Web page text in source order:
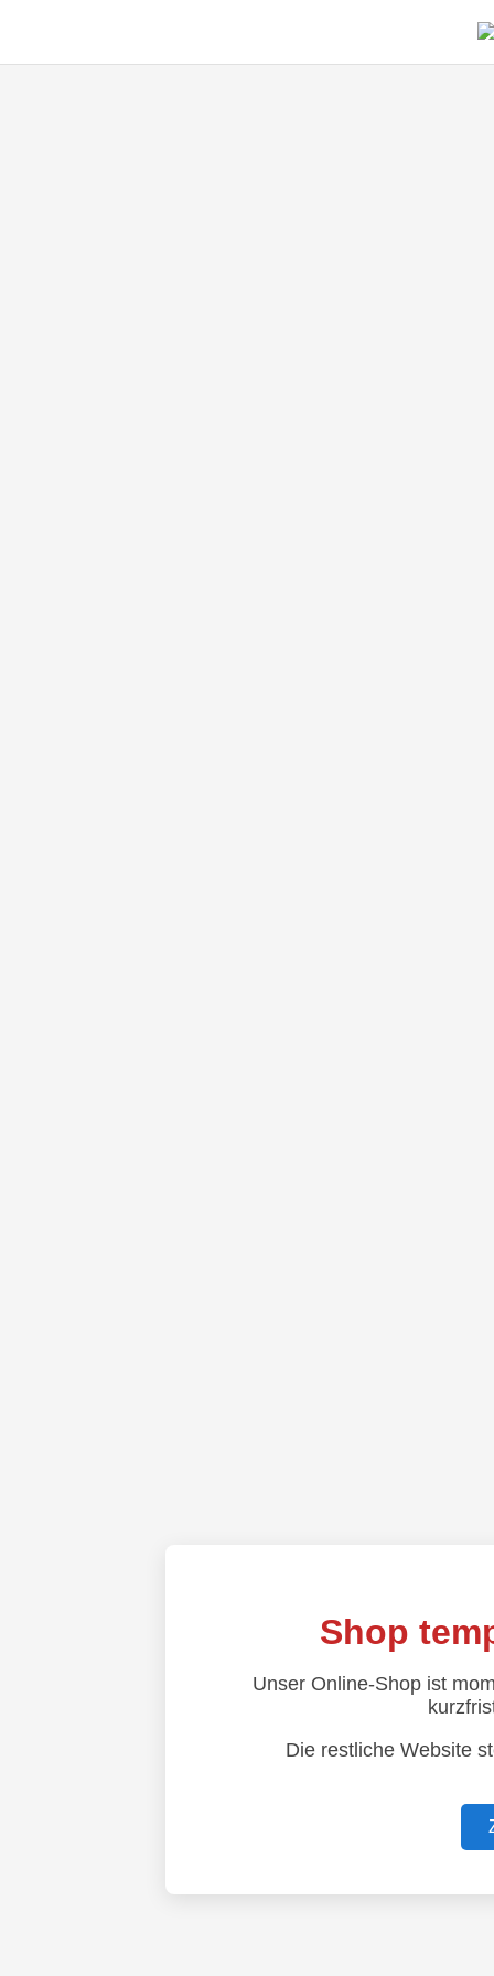
Shop
Unser Online-Shop ist
Die restliche Website